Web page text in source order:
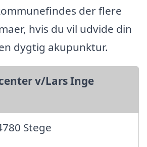
der flere
hvis du vil udvide din
dygtig akupunktur.
v/Lars Inge
Stege